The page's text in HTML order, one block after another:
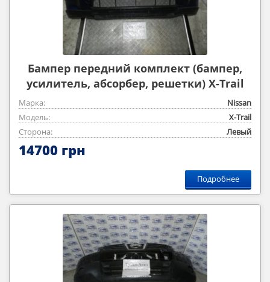
Бампер передний комплект (бампер,
усилитель, абсорбер, решетки) X-Trail
Марка:
Nissan
Модель:
X-Trail
Сторона:
Левый
14700 грн
Подробнее